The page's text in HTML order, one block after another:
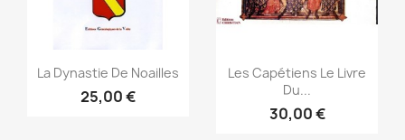
Snabbvy
La Dynastie De Noailles
25,00 €
Snabbvy
Les Capétiens Le Livre
Du...
30,00 €